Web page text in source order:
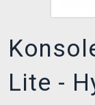
Lite -